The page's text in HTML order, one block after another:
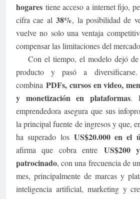
hogares tiene acceso a internet fijo,
cifra cae al38%, la posibilidad de
vuelve no solo una ventaja
compensar las limitaciones del
Con el tiempo, el modelo dejó
producto y pasó a
combina PDFs, cursos en video,
y monetización en plataformas.
emprendedora asegura que sus
la principal fuente de ingresos y que,
ha superado los US$20.000 en el
afirma que cobra entre US$200
patrocinado, con una frecuencia de
mes, principalmente de marcas y
inteligencia artificial, marketing y